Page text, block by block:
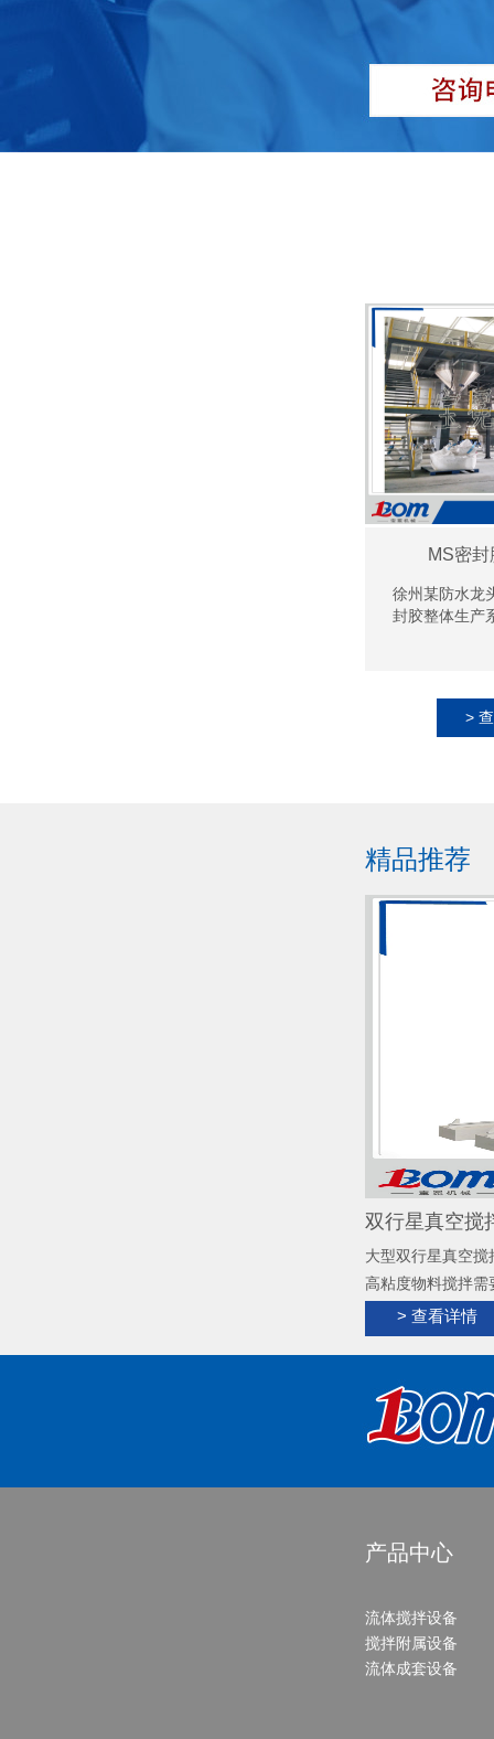
MS密
徐州某防水龙
封胶整体生产
>
精品推荐
双行星真空搅
大型双行星真空
高粘度物料搅拌需
力混合搅拌工业
具有快速的混合
黏剂、硅胶、锂
角，无残留，清
置，实现搅拌、
> 查看详情
产品中心
流体搅拌设备
搅拌附属设备
流体成套设备